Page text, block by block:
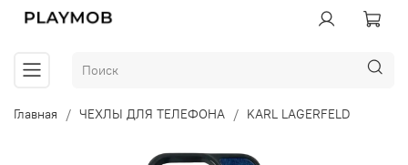
Главная ЧЕХЛЫ ДЛЯ ТЕЛЕФОНА KARL LAGERFELD